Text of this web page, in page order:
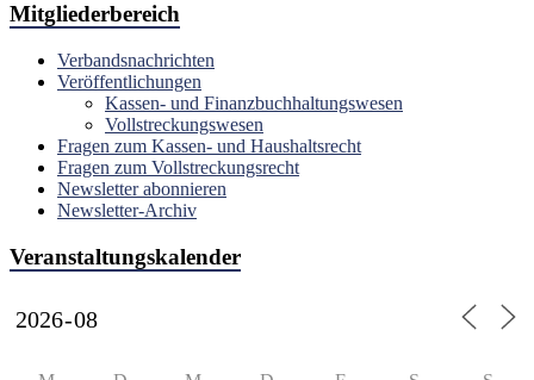
Mitgliederbereich
Verbandsnachrichten
Veröffentlichungen
Kassen- und Finanzbuchhaltungswesen
Vollstreckungswesen
Fragen zum Kassen- und Haushaltsrecht
Fragen zum Vollstreckungsrecht
Newsletter abonnieren
Newsletter-Archiv
Veranstaltungskalender